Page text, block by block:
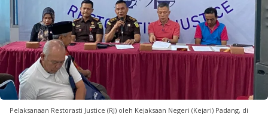
Pelaksanaan Restorasti Justice (RJ) oleh Kejaksaan Negeri (Kejari) Padang, di